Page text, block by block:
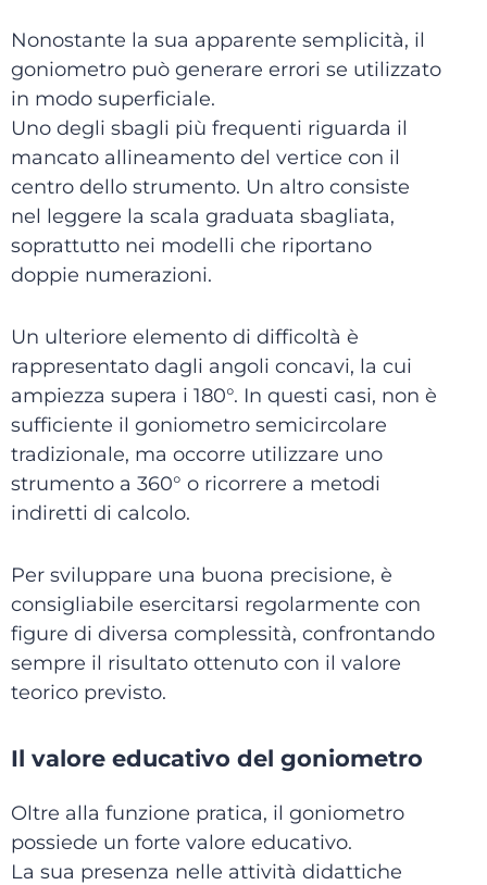
Nonostante la sua apparente semplicità, il
goniometro può generare errori se utilizzato
in modo superficiale.
Uno degli sbagli più frequenti riguarda il
mancato allineamento del vertice con il
centro dello strumento. Un altro consiste
nel leggere la scala graduata sbagliata,
soprattutto nei modelli che riportano
doppie numerazioni.
Un ulteriore elemento di difficoltà è
rappresentato dagli angoli concavi, la cui
ampiezza supera i 180°. In questi casi, non è
sufficiente il goniometro semicircolare
tradizionale, ma occorre utilizzare uno
strumento a 360° o ricorrere a metodi
indiretti di calcolo.
Per sviluppare una buona precisione, è
consigliabile esercitarsi regolarmente con
figure di diversa complessità, confrontando
sempre il risultato ottenuto con il valore
teorico previsto.
Il valore educativo del goniometro
Oltre alla funzione pratica, il goniometro
possiede un forte valore educativo.
La sua presenza nelle attività didattiche